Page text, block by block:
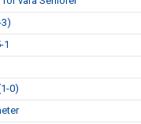
1
0)